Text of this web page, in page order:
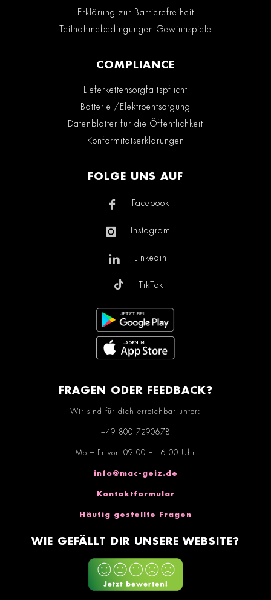
Erklärung zur Barrierefreiheit
Teilnahmebedingungen Gewinnspiele
COMPLIANCE
Lieferkettensorgfaltspflicht
Batterie-/Elektroentsorgung
Datenblätter für die Öffentlichkeit
Konformitätserklärungen
FOLGE UNS AUF
Facebook
Instagram
Linkedin
TikTok
FRAGEN ODER FEEDBACK?
Wir sind für dich erreichbar unter:
+49 800 7290678
Mo – Fr von 09:00 – 16:00 Uhr
info@mac-geiz.de
Kontaktformular
Häufig gestellte Fragen
WIE GEFÄLLT DIR UNSERE WEBSITE?